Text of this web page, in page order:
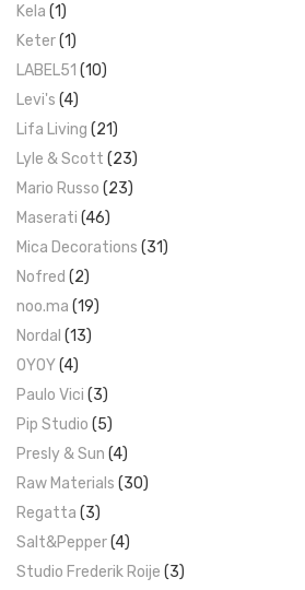
Kela (1)
Keter(1)
LABEL51 (10)
Levi's (4)
Lifa Living (21)
Lyle & Scott (23)
Mario Russo (23)
Maserati (46)
Mica Decorations (31)
Nofred (2)
noo.ma (19)
Nordal (13)
OYOY(4)
Paulo Vici (3)
Pip Studio (5)
Presly & Sun (4)
Raw Materials (30)
Regatta (3)
Salt&Pepper(4)
Studio Frederik Roije (3)